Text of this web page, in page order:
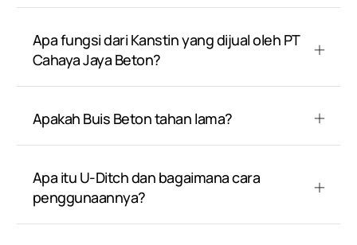
Apa fungsi dari Kanstin yang dijual oleh PT
Cahaya Jaya Beton?
Apakah Buis Beton tahan lama?
Apa itu U-Ditch dan bagaimana cara
penggunaannya?